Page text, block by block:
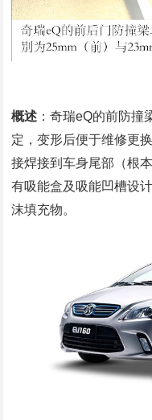
概述 ：奇瑞eQ的前防撞
定，变形后便于维修更
接焊接到车身尾部（根
有吸能盒及吸能凹槽设
沫填充物。